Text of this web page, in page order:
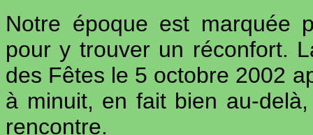
Notre époque est marquée
pour y trouver un réconfort.
des Fêtes le 5 octobre 2002
à minuit, en fait bien au-
rencontre.